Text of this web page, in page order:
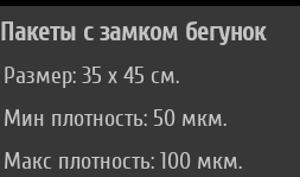
Пакеты с замком бегунок
Размер: 35 х 45 см.
Мин плотность: 50 мкм.
Макс плотность: 100 мкм.